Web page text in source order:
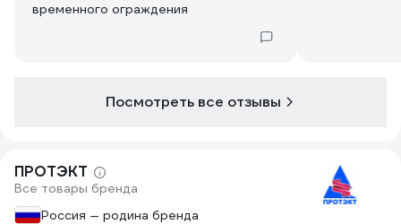
временного ограждения
Посмотреть все отзывы
ПРОТЭКТ
Все товары бренда
Россия — родина бренда